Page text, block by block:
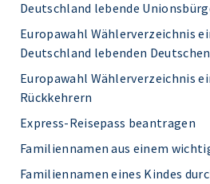
Deutschland lebende
Europawahl Wählerverzeichnis
Deutschland lebenden Deutschen
Europawahl Wählerverzeichnis
Rückkehrern
Express-Reisepass beantragen
Familiennamen aus einem
Familiennamen eines Kindes